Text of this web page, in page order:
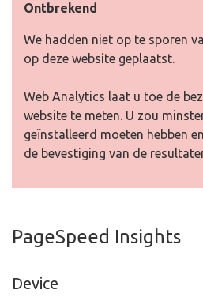
Ontbrekend
We hadden niet op te sporen
op deze website geplaatst.
Web Analytics laat u toe de
website te meten. U zou
geïnstalleerd moeten hebben
de bevestiging van de
PageSpeed Insights
Device